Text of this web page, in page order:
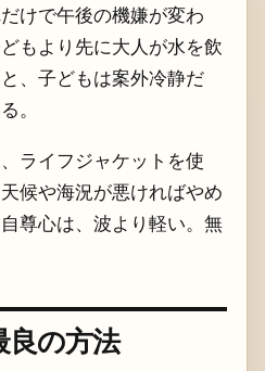
けで午後の機嫌が変わ
もより先に大人が水を飲
、子どもは案外冷静だ
。
ライフジャケットを使
候や海況が悪ければやめ
尊心は、波より軽い。無
の方法